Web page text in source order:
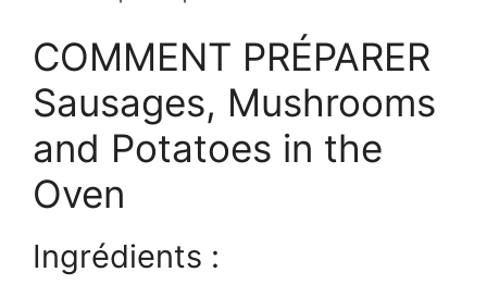
COMMENT PRÉPARER
Sausages, Mushrooms
and Potatoes in the
Oven
Ingrédients :